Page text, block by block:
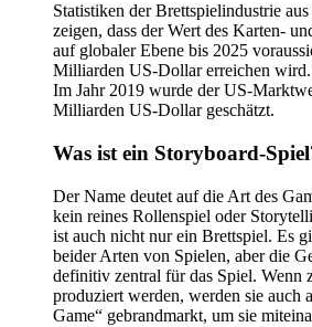
Statistiken der Brettspielindustrie
zeigen, dass der Wert des Karten-
auf globaler Ebene bis 2025
Milliarden US-Dollar erreichen
Im Jahr 2019 wurde der US-
Milliarden US-Dollar geschätzt.
Was ist ein Storyboard-
Der Name deutet auf die Art des
kein reines Rollenspiel oder
ist auch nicht nur ein Brettspiel. Es
beider Arten von Spielen, aber die
definitiv zentral für das Spiel. Wenn
produziert werden, werden sie auch
Game“ gebrandmarkt, um sie